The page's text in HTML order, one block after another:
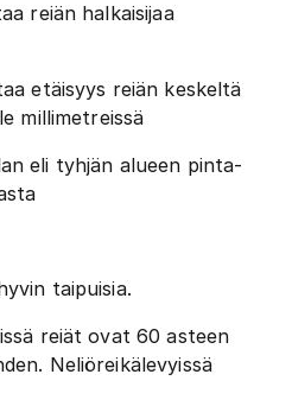
reiän halkaisijaa
etäisyys reiän keskeltä
millimetreissä
eli tyhjän alueen pinta-
taipuisia.
reiät ovat 60 asteen
Neliöreikälevyissä